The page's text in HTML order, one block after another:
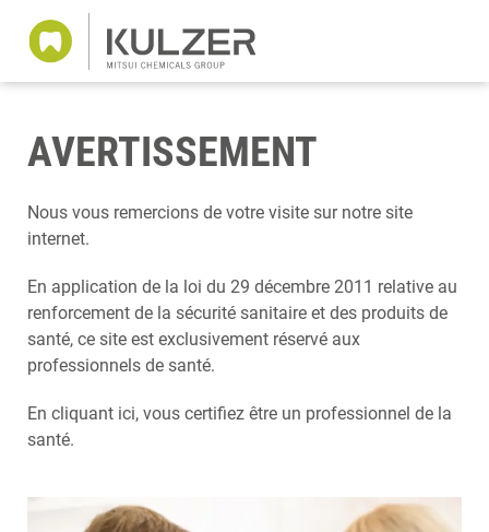
AVERTISSEMENT
Nous vous remercions de votre visite sur notre site
internet.
En application de la loi du 29 décembre 2011 relative au
renforcement de la sécurité sanitaire et des produits de
santé, ce site est exclusivement réservé aux
professionnels de santé.
En cliquant ici, vous certifiez être un professionnel de la
santé.